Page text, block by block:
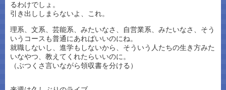
るわけでしょ。
引き出ししまらないよ、これ。
理系、文系、芸能系、みたいなさ、自営業系、みたいなさ、そう
いうコースも普通にあればいいのにね。
就職しないし、進学もしないから、そういう人たちの生き方みた
いなやつ、教えてくれたらいいのに。
（ぶつくさ言いながら領収書を分ける）